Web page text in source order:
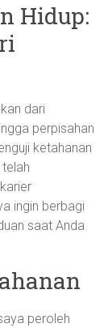
Hidup:
dari
perpisahan
ketahanan
ingin berbagi
saat Anda
peroleh